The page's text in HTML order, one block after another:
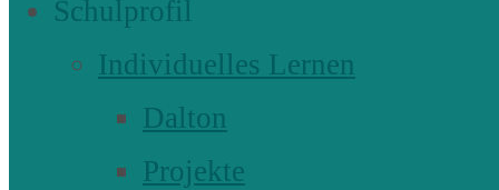
Schulprofil
Individuelles Lernen
Dalton
Projekte